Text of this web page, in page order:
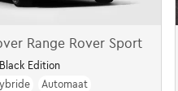
Range Rover Sport
Edition
Automaat